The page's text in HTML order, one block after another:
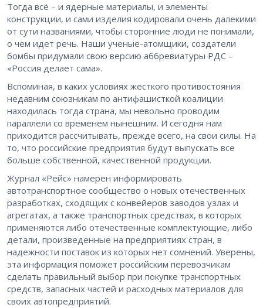
Тогда всё – и ядерные материалы, и элементы
конструкции, и сами изделия кодировали очень далекими
от сути названиями, чтобы сторонние люди не понимали,
о чем идет речь. Наши ученые-атомщики, создатели
бомбы придумали свою версию аббревиатуры РДС –
«Россия делает сама».
Вспоминая, в каких условиях жесткого противостояния
недавним союзникам по антифашисткой коалиции
находилась тогда страна, мы невольно проводим
параллели со временем нынешним. И сегодня нам
приходится рассчитывать, прежде всего, на свои силы. На
то, что российские предприятия будут выпускать все
больше собственной, качественной продукции.
Журнал «Рейс» намерен информировать
автотранспортное сообщество о новых отечественных
разработках, сходящих с конвейеров заводов узлах и
агрегатах, а также транспортных средствах, в которых
применяются либо отечественные комплектующие, либо
детали, произведенные на предприятиях стран, в
надежности поставок из которых нет сомнений. Уверены,
эта информация поможет российским перевозчикам
сделать правильный выбор при покупке транспортных
средств, запасных частей и расходных материалов для
своих автопредприятий.